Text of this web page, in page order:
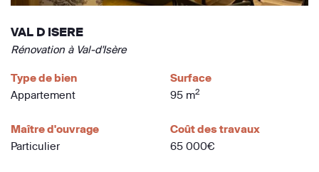
VAL D ISERE
Rénovation à Val-d'Isère
Type de bien
Appartement
Surface
95 m2
Maître d'ouvrage
Particulier
Coût des travaux
65 000€